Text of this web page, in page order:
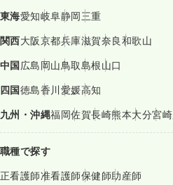
東海愛知岐阜静岡三重
関西大阪京都兵庫滋賀奈良和歌山
中国広島岡山鳥取島根山口
四国徳島香川愛媛高知
九州・沖縄福岡佐賀長崎熊本大分宮崎
職種で探す
正看護師准看護師保健師助産師